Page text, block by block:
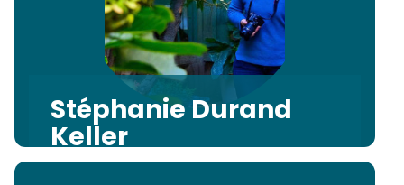
Stéphanie Durand
Keller
Iconographie / Editions / Marque